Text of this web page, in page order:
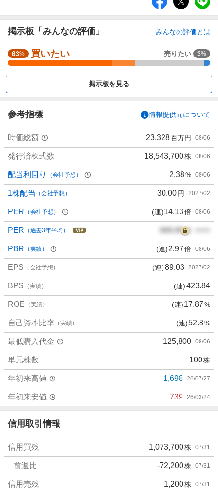
ア
掲示板「みんなの評価」 みんなの評価とは
強
く
買
5
1
.
6
1
%
、
買
い
た
い
1
.
2
9
%
、
子
見
3
3
.
8
7
%
、
売
り
た
い
、
63% 買いたい 売りたい 3%
掲示板を見る
参考指標 情報提供元について
時価総額 23,328百万円 08/06
発行済株式数 18,543,700株 08/06
配当利回り （会社予想） 2.38% 08/06
1株配当 （会社予想） 30.00円 2027/02
PER （会社予想） (連)14.13倍 08/06
PER （過去3年平均） 000.00倍
PBR （実績） (連)2.97倍 08/06
EPS （会社予想） (連)89.03 2027/02
BPS （実績） (連)423.84
ROE （実績） (連)17.87%
自己資本比率 （実績） (連)52.8%
最低購入代金 125,800 08/06
単元株数 100株
年初来高値 1,698 26/07/27
年初来安値 739 26/03/24
信用取引情報
信用買残 1,073,700株 07/31
前週比 -72,200株 07/31
信用売残 1,200株 07/31